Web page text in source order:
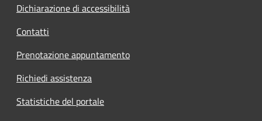
Dichiarazione di accessibilità
Contatti
Prenotazione appuntamento
Richiedi assistenza
Statistiche del portale